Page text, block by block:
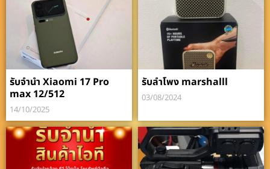
รับจำนำ Xiaomi 17 Pro
max 12/512
14/10/2025
รับลำโพง marshalll
03/08/2024